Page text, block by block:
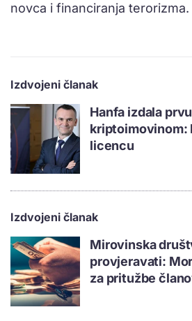
novca i financiranja terorizma.
Izdvojeni članak
Hanfa izdala
kriptoimovinom:
licencu
Izdvojeni članak
Mirovinska
provjeravati:
za pritužbe